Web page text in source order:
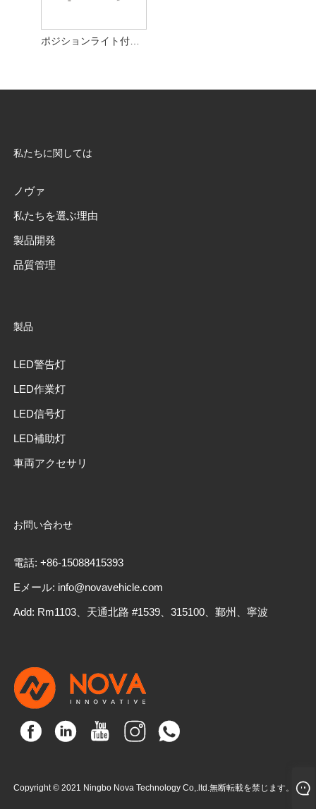
ポジションライト付きLEDドライビングライト
私たちに関しては
ノヴァ
私たちを選ぶ理由
製品開発
品質管理
製品
LED警告灯
LED作業灯
LED信号灯
LED補助灯
車両アクセサリ
お問い合わせ
電話: +86-15088415393
Eメール: info@novavehicle.com
Add: Rm1103、天通北路 #1539、315100、鄞州、寧波
Copyright © 2021 Ningbo Nova Technology Co,.ltd.無断転載を禁じます。